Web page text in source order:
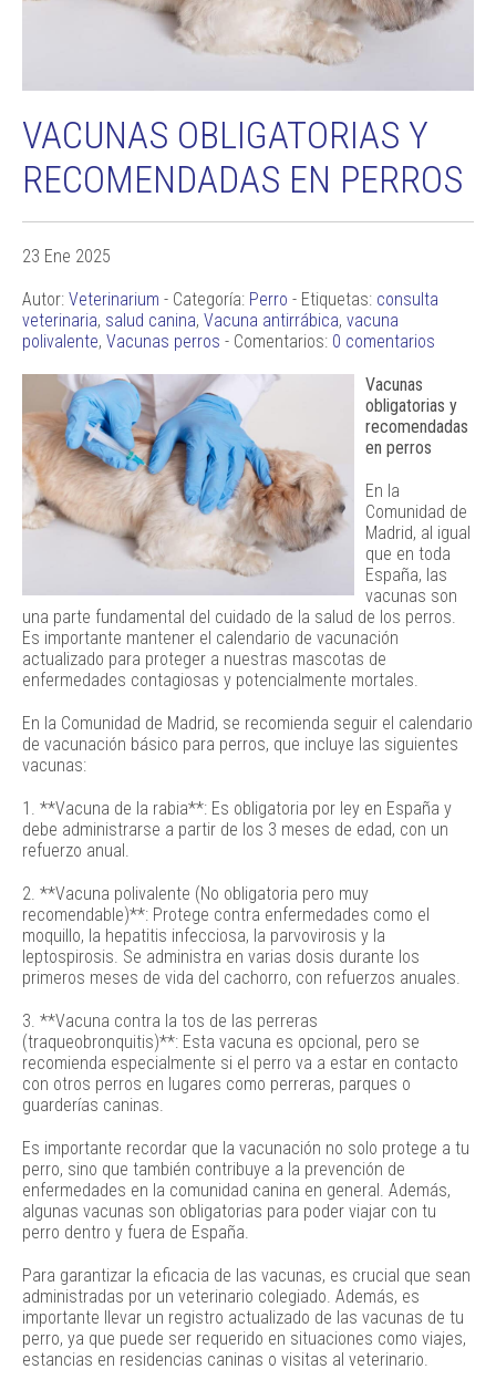
VACUNAS OBLIGATORIAS Y
RECOMENDADAS EN PERROS
23 Ene 2025
Autor: Veterinarium - Categoría: Perro - Etiquetas: consulta
veterinaria, salud canina, Vacuna antirrábica, vacuna
polivalente, Vacunas perros - Comentarios: 0 comentarios
Vacunas
obligatorias y
recomendadas
en perros
En la
Comunidad de
Madrid, al igual
que en toda
España, las
vacunas son
una parte fundamental del cuidado de la salud de los perros.
Es importante mantener el calendario de vacunación
actualizado para proteger a nuestras mascotas de
enfermedades contagiosas y potencialmente mortales.
En la Comunidad de Madrid, se recomienda seguir el calendario
de vacunación básico para perros, que incluye las siguientes
vacunas:
1. **Vacuna de la rabia**: Es obligatoria por ley en España y
debe administrarse a partir de los 3 meses de edad, con un
refuerzo anual.
2. **Vacuna polivalente (No obligatoria pero muy
recomendable)**: Protege contra enfermedades como el
moquillo, la hepatitis infecciosa, la parvovirosis y la
leptospirosis. Se administra en varias dosis durante los
primeros meses de vida del cachorro, con refuerzos anuales.
3. **Vacuna contra la tos de las perreras
(traqueobronquitis)**: Esta vacuna es opcional, pero se
recomienda especialmente si el perro va a estar en contacto
con otros perros en lugares como perreras, parques o
guarderías caninas.
Es importante recordar que la vacunación no solo protege a tu
perro, sino que también contribuye a la prevención de
enfermedades en la comunidad canina en general. Además,
algunas vacunas son obligatorias para poder viajar con tu
perro dentro y fuera de España.
Para garantizar la eficacia de las vacunas, es crucial que sean
administradas por un veterinario colegiado. Además, es
importante llevar un registro actualizado de las vacunas de tu
perro, ya que puede ser requerido en situaciones como viajes,
estancias en residencias caninas o visitas al veterinario.